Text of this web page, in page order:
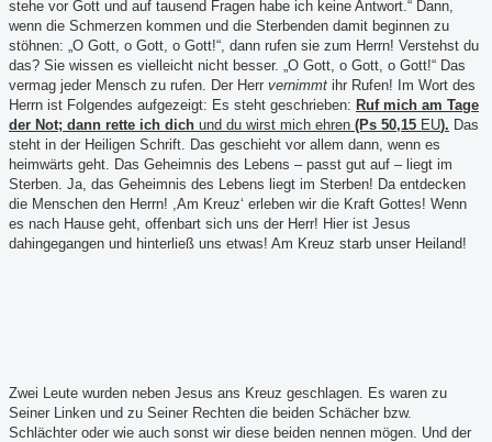
stehe vor Gott und auf tausend Fragen habe ich keine Antwort.“ Dann,
wenn die Schmerzen kommen und die Sterbenden damit beginnen zu
stöhnen: „O Gott, o Gott, o Gott!“, dann rufen sie zum Herrn! Verstehst du
das? Sie wissen es vielleicht nicht besser. „O Gott, o Gott, o Gott!“ Das
vermag jeder Mensch zu rufen. Der Herr vernimmt ihr Rufen! Im Wort des
Herrn ist Folgendes aufgezeigt: Es steht geschrieben: Ruf mich am Tage
der Not; dann rette ich dich und du wirst mich ehren (Ps 50,15 EU). Das
steht in der Heiligen Schrift. Das geschieht vor allem dann, wenn es
heimwärts geht. Das Geheimnis des Lebens – passt gut auf – liegt im
Sterben. Ja, das Geheimnis des Lebens liegt im Sterben! Da entdecken
die Menschen den Herrn! ,Am Kreuz‘ erleben wir die Kraft Gottes! Wenn
es nach Hause geht, offenbart sich uns der Herr! Hier ist Jesus
dahingegangen und hinterließ uns etwas! Am Kreuz starb unser Heiland!
Zwei Leute wurden neben Jesus ans Kreuz geschlagen. Es waren zu
Seiner Linken und zu Seiner Rechten die beiden Schächer bzw.
Schlächter oder wie auch sonst wir diese beiden nennen mögen. Und der